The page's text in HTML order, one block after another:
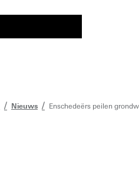
Nieuws Enschedeërs peilen